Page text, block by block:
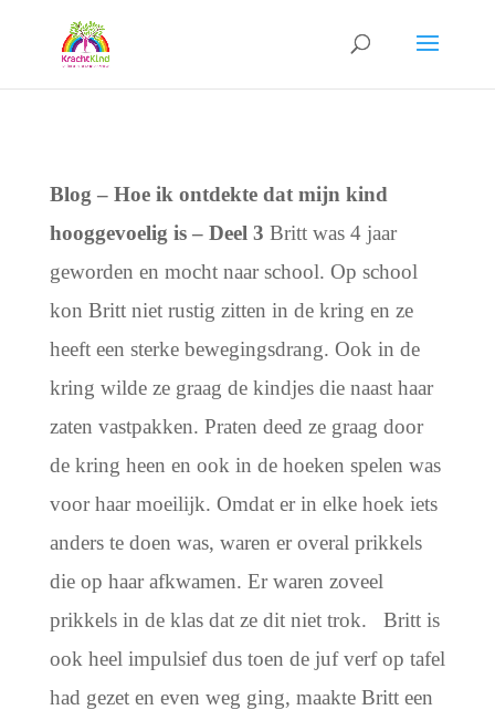
Blog – Hoe ik ontdekte dat mijn kind
hooggevoelig is – Deel 3 Britt was 4 jaar
geworden en mocht naar school. Op school
kon Britt niet rustig zitten in de kring en ze
heeft een sterke bewegingsdrang. Ook in de
kring wilde ze graag de kindjes die naast haar
zaten vastpakken. Praten deed ze graag door
de kring heen en ook in de hoeken spelen was
voor haar moeilijk. Omdat er in elke hoek iets
anders te doen was, waren er overal prikkels
die op haar afkwamen. Er waren zoveel
prikkels in de klas dat ze dit niet trok.
Britt is
ook heel impulsief dus toen de juf verf op tafel
had gezet en even weg ging, maakte Britt een